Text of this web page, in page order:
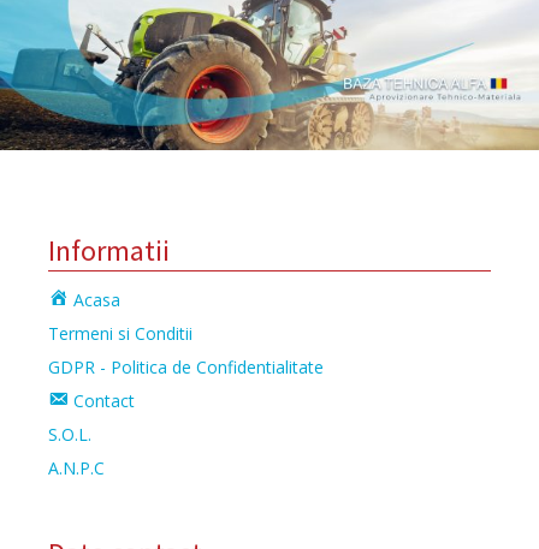
Informatii
Acasa
Termeni si Conditii
GDPR - Politica de Confidentialitate
Contact
S.O.L.
A.N.P.C